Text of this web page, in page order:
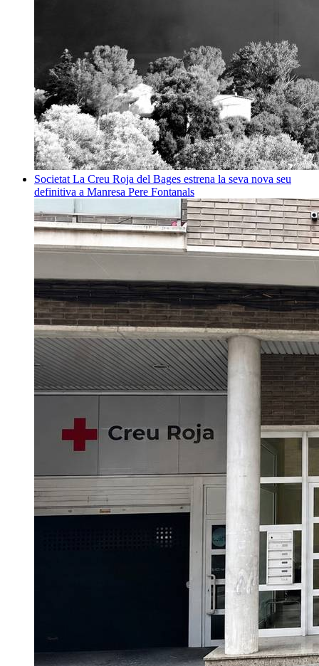
Societat La Creu Roja del Bages estrena la seva nova seu
definitiva a Manresa Pere Fontanals